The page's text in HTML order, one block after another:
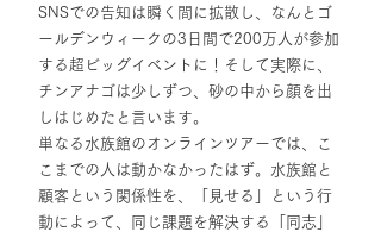
SNSでの告知は瞬く間に拡散し、なんとゴ
ールデンウィークの3日間で200万人が参加
する超ビッグイベントに！そして実際に、
チンアナゴは少しずつ、砂の中から顔を出
しはじめたと言います。
単なる水族館のオンラインツアーでは、こ
こまでの人は動かなかったはず。水族館と
顧客という関係性を、「見せる」という行
動によって、同じ課題を解決する「同志」